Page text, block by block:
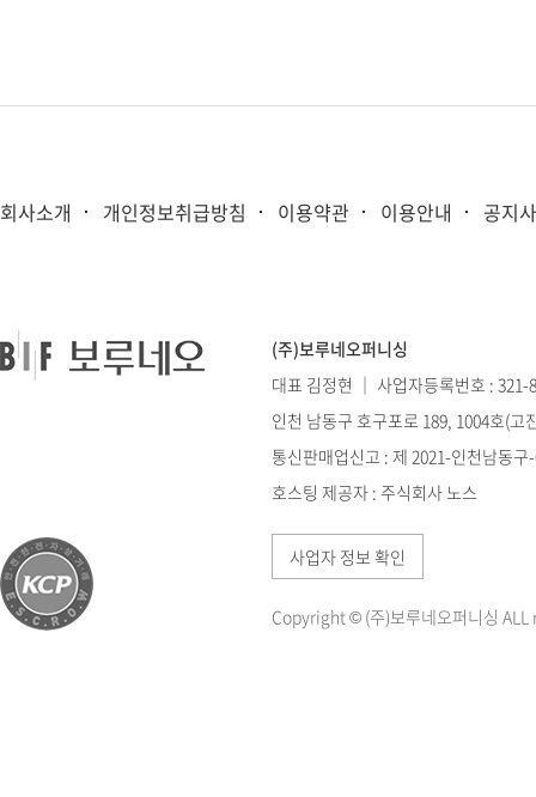
회사소개 개인정보취급방침 이용약관 이용안내 공지
(주)보루네오퍼니싱
대표 김정현 ｜ 사업자등록번호 : 321-
인천 남동구 호구포로 189, 1004호(고
통신판매업신고 : 제 2021-인천남동
호스팅 제공자 : 주식회사 노스
사업자 정보 확인
Copyright © (주)보루네오퍼니싱